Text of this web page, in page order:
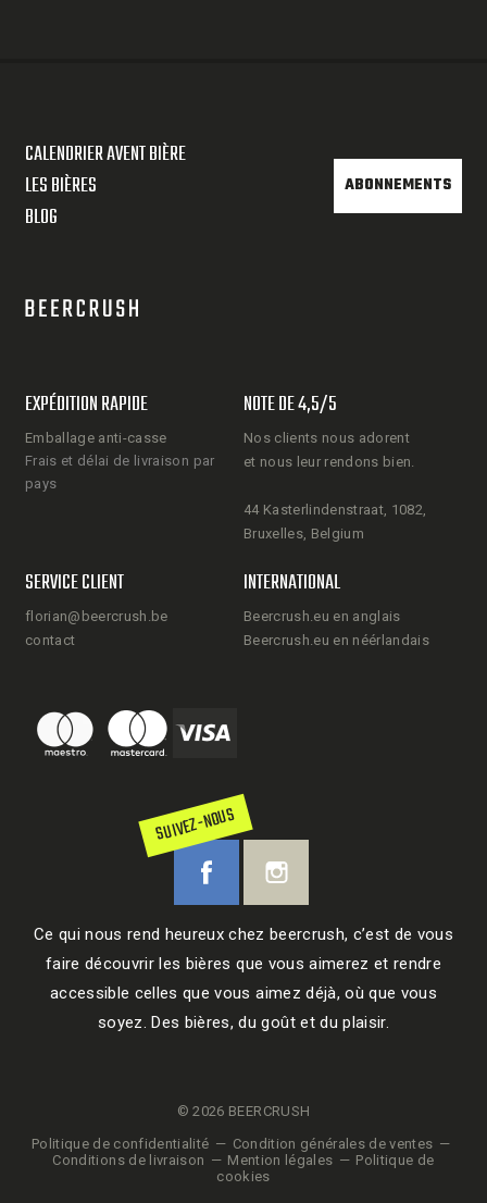
CALENDRIER AVENT BIÈRE
LES BIÈRES
BLOG
ABONNEMENTS
EXPÉDITION RAPIDE
Emballage anti-casse
Frais et délai de livraison par
pays
NOTE DE 4,5/5
Nos clients nous adorent
et nous leur rendons bien.
44 Kasterlindenstraat, 1082,
Bruxelles, Belgium
SERVICE CLIENT
florian@beercrush.be
contact
INTERNATIONAL
Beercrush.eu en anglais
Beercrush.eu en néérlandais
SUIVEZ-NOUS
Ce qui nous rend heureux chez beercrush, c’est de vous
faire découvrir les bières que vous aimerez et rendre
accessible celles que vous aimez déjà, où que vous
soyez. Des bières, du goût et du plaisir.
© 2026 BEERCRUSH
Politique de confidentialité
Condition générales de ventes
Conditions de livraison
Mention légales
Politique de
cookies